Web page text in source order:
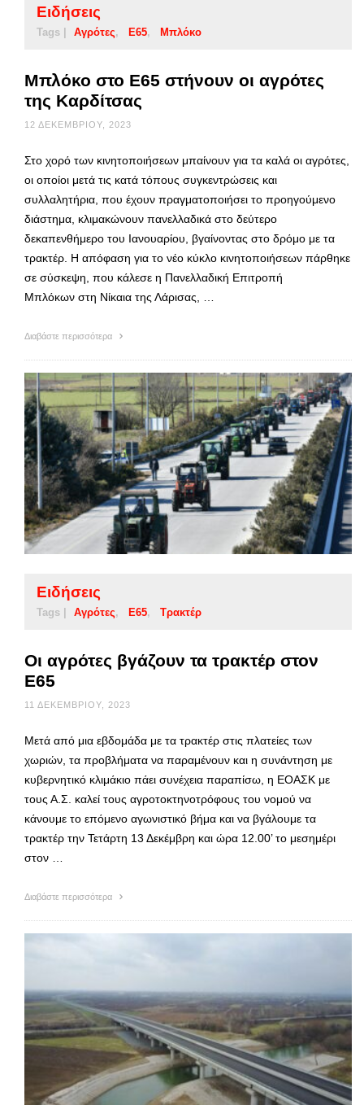
Ειδήσεις
Tags | Αγρότες Ε65 Μπλόκο
Μπλόκο στο Ε65 στήνουν οι αγρότες
της Καρδίτσας
12 ΔΕΚΕΜΒΡΊΟΥ, 2023
Στο χορό των κινητοποιήσεων μπαίνουν για τα καλά οι αγρότες,
οι οποίοι μετά τις κατά τόπους συγκεντρώσεις και
συλλαλητήρια, που έχουν πραγματοποιήσει το προηγούμενο
διάστημα, κλιμακώνουν πανελλαδικά στο δεύτερο
δεκαπενθήμερο του Ιανουαρίου, βγαίνοντας στο δρόμο με τα
τρακτέρ. Η απόφαση για το νέο κύκλο κινητοποιήσεων πάρθηκε
σε σύσκεψη, που κάλεσε η Πανελλαδική Επιτροπή
Μπλόκων στη Νίκαια της Λάρισας, …
Διαβάστε περισσότερα
Ειδήσεις
Tags | Αγρότες Ε65 Τρακτέρ
Οι αγρότες βγάζουν τα τρακτέρ στον
Ε65
11 ΔΕΚΕΜΒΡΊΟΥ, 2023
Μετά από μια εβδομάδα με τα τρακτέρ στις πλατείες των
χωριών, τα προβλήματα να παραμένουν και η συνάντηση με
κυβερνητικό κλιμάκιο πάει συνέχεια παραπίσω, η ΕΟΑΣΚ με
τους Α.Σ. καλεί τους αγροτοκτηνοτρόφους του νομού να
κάνουμε το επόμενο αγωνιστικό βήμα και να βγάλουμε τα
τρακτέρ την Τετάρτη 13 Δεκέμβρη και ώρα 12.00’ το μεσημέρι
στον …
Διαβάστε περισσότερα